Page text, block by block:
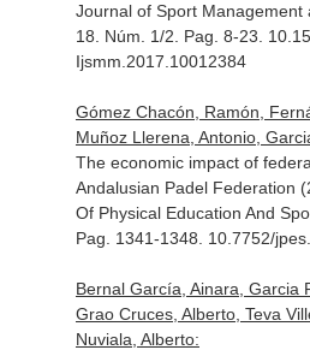
Journal of Sport Management
18. Núm. 1/2. Pag. 8-23.
Ijsmm.2017.10012384
Gómez Chacón, Ramón,
Muñoz Llerena, Antonio,
The economic impact of
Andalusian Padel Federation
Of Physical Education And
Pag. 1341-1348. 10.7752/
Bernal García, Ainara, Garcia
Grao Cruces, Alberto, Teva
Nuviala, Alberto: